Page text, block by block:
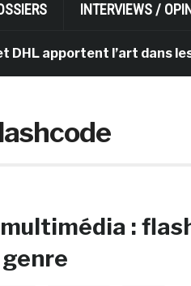
INTERVIEWS /
l’art dans les
: